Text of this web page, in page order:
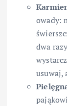
owady:
dwa
usuwaj,